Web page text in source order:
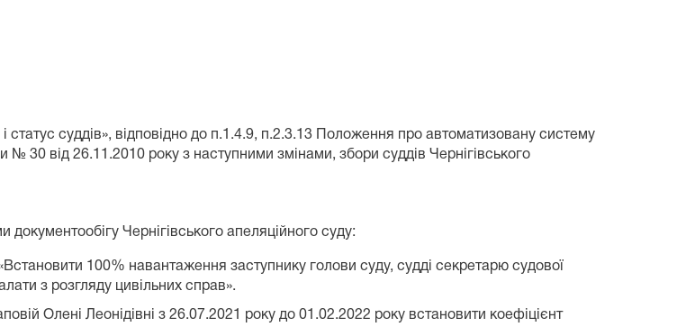
статус суддів», відповідно до п.1.4.9, п.2.3.13 Положення про автоматизовану систему
30 від 26.11.2010 року з наступними змінами, збори суддів Чернігівського
Чернігівського апеляційного суду:
100% навантаження заступнику голови суду, судді секретарю судової
з розгляду цивільних справ».
Олені Леонідівні з 26.07.2021 року до 01.02.2022 року встановити коефіцієнт